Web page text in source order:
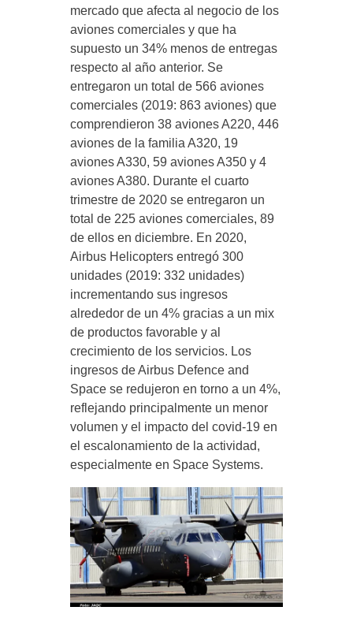
mercado que afecta al negocio de los
aviones comerciales y que ha
supuesto un 34% menos de entregas
respecto al año anterior. Se
entregaron un total de 566 aviones
comerciales (2019: 863 aviones) que
comprendieron 38 aviones A220, 446
aviones de la familia A320, 19
aviones A330, 59 aviones A350 y 4
aviones A380. Durante el cuarto
trimestre de 2020 se entregaron un
total de 225 aviones comerciales, 89
de ellos en diciembre. En 2020,
Airbus Helicopters entregó 300
unidades (2019: 332 unidades)
incrementando sus ingresos
alrededor de un 4% gracias a un mix
de productos favorable y al
crecimiento de los servicios. Los
ingresos de Airbus Defence and
Space se redujeron en torno a un 4%,
reflejando principalmente un menor
volumen y el impacto del covid-19 en
el escalonamiento de la actividad,
especialmente en Space Systems.